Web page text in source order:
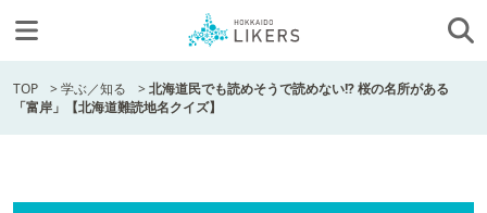
TOP >学ぶ／知る >北海道民でも読めそうで読めない!? 桜の名所がある
「富岸」【北海道難読地名クイズ】